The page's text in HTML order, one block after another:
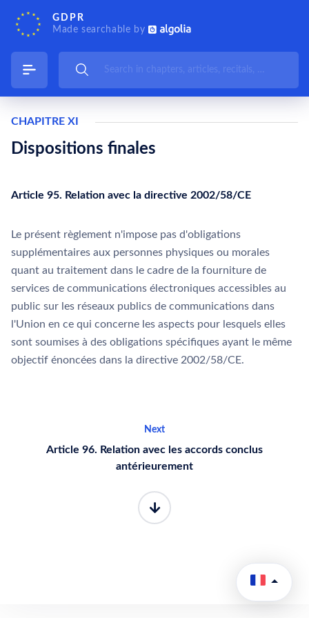
GDPR
Made searchable by
CHAPITRE XI
Dispositions finales
Article 95. Relation avec la directive 2002/58/CE
Le présent règlement n'impose pas d'obligations
supplémentaires aux personnes physiques ou morales
quant au traitement dans le cadre de la fourniture de
services de communications électroniques accessibles au
public sur les réseaux publics de communications dans
l'Union en ce qui concerne les aspects pour lesquels elles
sont soumises à des obligations spécifiques ayant le même
objectif énoncées dans la directive 2002/58/CE.
Next
Article 96. Relation avec les accords conclus
antérieurement